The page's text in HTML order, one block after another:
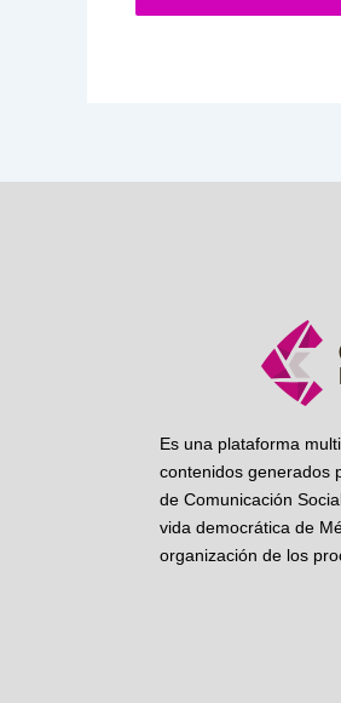
Es una plataforma
contenidos generados
de Comunicación
vida democrática de
organización de los